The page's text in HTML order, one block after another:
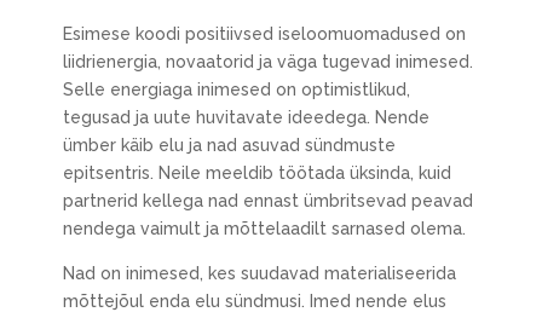
Esimese koodi positiivsed iseloomuomadused on
liidrienergia, novaatorid ja väga tugevad inimesed.
Selle energiaga inimesed on optimistlikud,
tegusad ja uute huvitavate ideedega. Nende
ümber käib elu ja nad asuvad sündmuste
epitsentris. Neile meeldib töötada üksinda, kuid
partnerid kellega nad ennast ümbritsevad peavad
nendega vaimult ja mõttelaadilt sarnased olema.
Nad on inimesed, kes suudavad materialiseerida
mõttejõul enda elu sündmusi. Imed nende elus